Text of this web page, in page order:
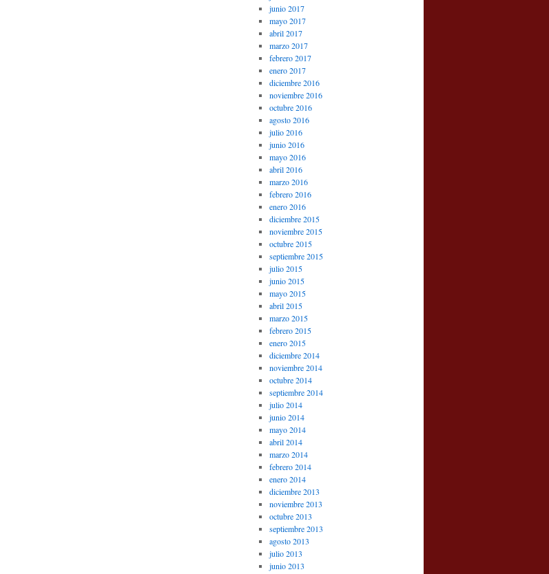
junio 2017
mayo 2017
abril 2017
marzo 2017
febrero 2017
enero 2017
diciembre 2016
noviembre 2016
octubre 2016
agosto 2016
julio 2016
junio 2016
mayo 2016
abril 2016
marzo 2016
febrero 2016
enero 2016
diciembre 2015
noviembre 2015
octubre 2015
septiembre 2015
julio 2015
junio 2015
mayo 2015
abril 2015
marzo 2015
febrero 2015
enero 2015
diciembre 2014
noviembre 2014
octubre 2014
septiembre 2014
julio 2014
junio 2014
mayo 2014
abril 2014
marzo 2014
febrero 2014
enero 2014
diciembre 2013
noviembre 2013
octubre 2013
septiembre 2013
agosto 2013
julio 2013
junio 2013